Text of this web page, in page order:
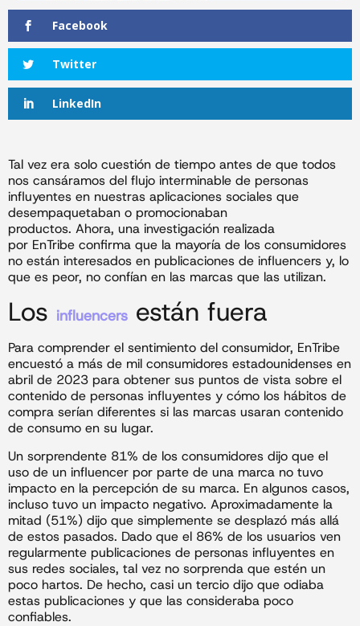
Facebook
Twitter
LinkedIn
Tal vez era solo cuestión de tiempo antes de que todos
nos cansáramos del flujo interminable de personas
influyentes en nuestras aplicaciones sociales que
desempaquetaban o promocionaban
productos. Ahora, una investigación realizada
por EnTribe confirma que la mayoría de los consumidores
no están interesados ​​en publicaciones de influencers y, lo
que es peor, no confían en las marcas que las utilizan.
Los influencers están fuera
Para comprender el sentimiento del consumidor, EnTribe
encuestó a más de mil consumidores estadounidenses en
abril de 2023 para obtener sus puntos de vista sobre el
contenido de personas influyentes y cómo los hábitos de
compra serían diferentes si las marcas usaran contenido
de consumo en su lugar.
Un sorprendente 81% de los consumidores dijo que el
uso de un influencer por parte de una marca no tuvo
impacto en la percepción de su marca. En algunos casos,
incluso tuvo un impacto negativo. Aproximadamente la
mitad (51%) dijo que simplemente se desplazó más allá
de estos pasados. Dado que el 86% de los usuarios ven
regularmente publicaciones de personas influyentes en
sus redes sociales, tal vez no sorprenda que estén un
poco hartos. De hecho, casi un tercio dijo que odiaba
estas publicaciones y que las consideraba poco
confiables.